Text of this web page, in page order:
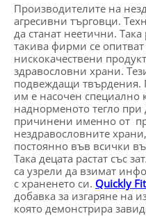
Производителите на
агресивни търговци.
да станат неетични.
такива фирми се
нискокачествени
здравословни храни.
подвеждащи твърдения.
им е насочен специално
наднорменото тегло при
причинени именно от
нездравословните
постоянно във всички
Така децата растат със
са узрели да взимат
с храненето си. Quickly
добавка за изгаряне на
която демонстрира